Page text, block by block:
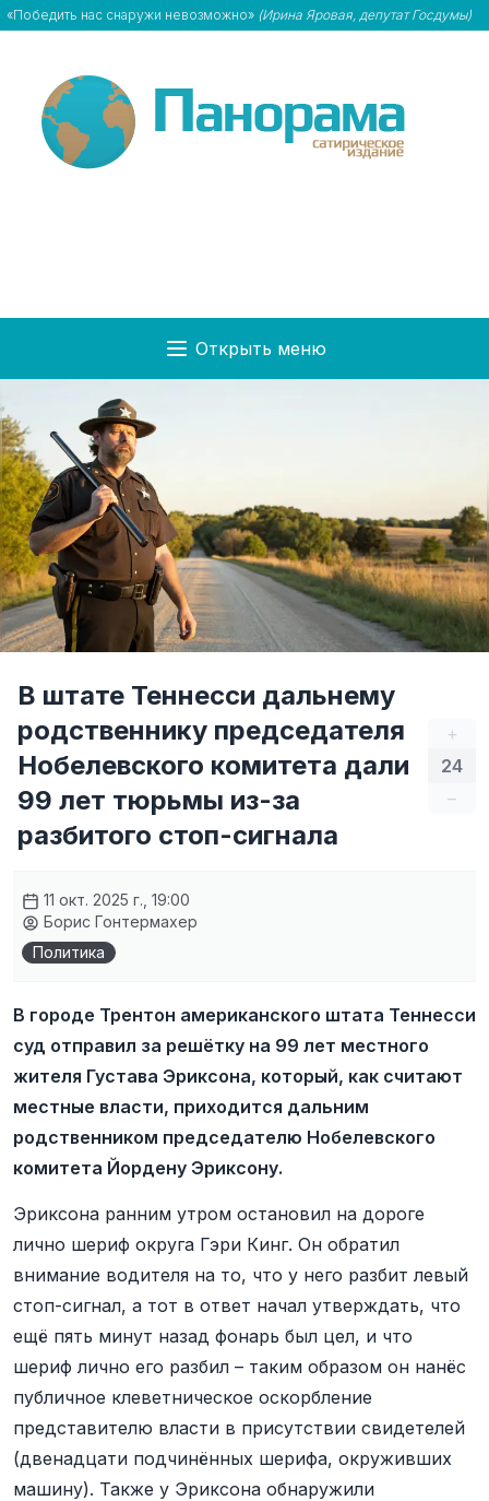
«Победить нас снаружи невозможно» (Ирина Яровая, депутат Госдумы)
Открыть меню
+
24
–
В штате Теннесси дальнему
родственнику председателя
Нобелевского комитета дали
99 лет тюрьмы из-за
разбитого стоп-сигнала
11 окт. 2025 г., 19:00
Борис Гонтермахер
Политика
В городе Трентон американского штата Теннесси
суд отправил за решётку на 99 лет местного
жителя Густава Эриксона, который, как считают
местные власти, приходится дальним
родственником председателю Нобелевского
комитета Йордену Эриксону.
Эриксона ранним утром остановил на дороге
лично шериф округа Гэри Кинг. Он обратил
внимание водителя на то, что у него разбит левый
стоп-сигнал, а тот в ответ начал утверждать, что
ещё пять минут назад фонарь был цел, и что
шериф лично его разбил – таким образом он нанёс
публичное клеветническое оскорбление
представителю власти в присутствии свидетелей
(двенадцати подчинённых шерифа, окруживших
машину). Также у Эриксона обнаружили